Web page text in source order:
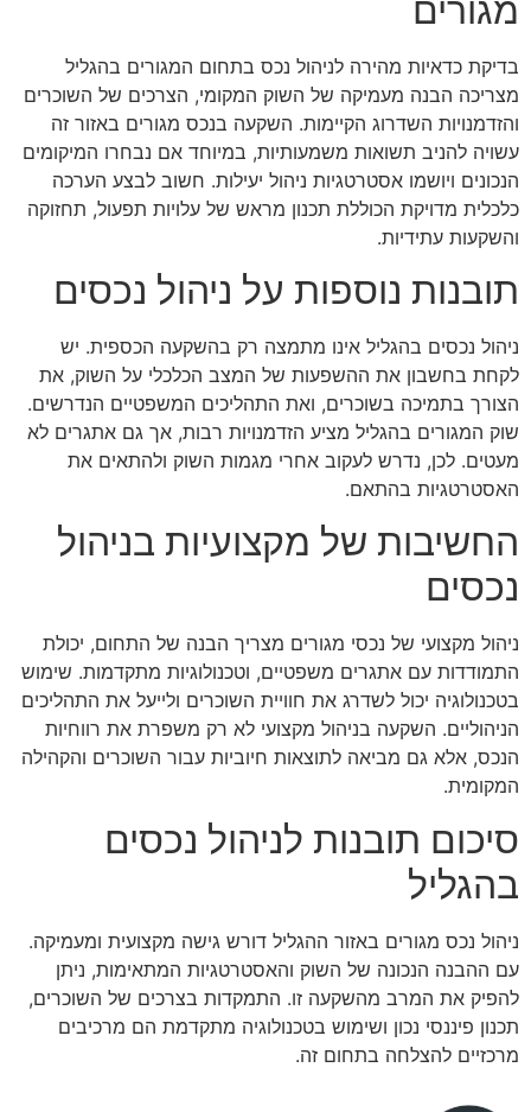
מגורים
בדיקת כדאיות מהירה לניהול נכס בתחום המגורים בהגליל
מצריכה הבנה מעמיקה של השוק המקומי, הצרכים של השוכרים
והזדמנויות השדרוג הקיימות. השקעה בנכס מגורים באזור זה
עשויה להניב תשואות משמעותיות, במיוחד אם נבחרו המיקומים
הנכונים ויושמו אסטרטגיות ניהול יעילות. חשוב לבצע הערכה
כלכלית מדויקת הכוללת תכנון מראש של עלויות תפעול, תחזוקה
והשקעות עתידיות.
תובנות נוספות על ניהול נכסים
ניהול נכסים בהגליל אינו מתמצה רק בהשקעה הכספית. יש
לקחת בחשבון את ההשפעות של המצב הכלכלי על השוק, את
הצורך בתמיכה בשוכרים, ואת התהליכים המשפטיים הנדרשים.
שוק המגורים בהגליל מציע הזדמנויות רבות, אך גם אתגרים לא
מעטים. לכן, נדרש לעקוב אחרי מגמות השוק ולהתאים את
האסטרטגיות בהתאם.
החשיבות של מקצועיות בניהול
נכסים
ניהול מקצועי של נכסי מגורים מצריך הבנה של התחום, יכולת
התמודדות עם אתגרים משפטיים, וטכנולוגיות מתקדמות. שימוש
בטכנולוגיה יכול לשדרג את חוויית השוכרים ולייעל את התהליכים
הניהוליים. השקעה בניהול מקצועי לא רק משפרת את רווחיות
הנכס, אלא גם מביאה לתוצאות חיוביות עבור השוכרים והקהילה
המקומית.
סיכום תובנות לניהול נכסים
בהגליל
ניהול נכס מגורים באזור ההגליל דורש גישה מקצועית ומעמיקה.
עם ההבנה הנכונה של השוק והאסטרטגיות המתאימות, ניתן
להפיק את המרב מהשקעה זו. התמקדות בצרכים של השוכרים,
תכנון פיננסי נכון ושימוש בטכנולוגיה מתקדמת הם מרכיבים
מרכזיים להצלחה בתחום זה.